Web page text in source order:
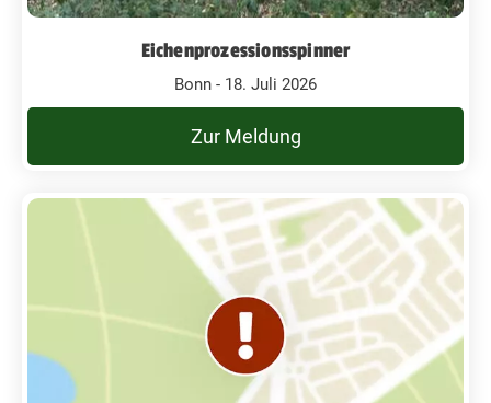
Eichenprozessionsspinner
Bonn - 18. Juli 2026
Zur Meldung